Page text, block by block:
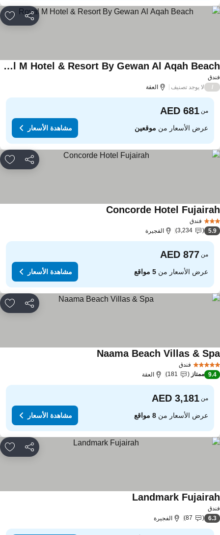
مشاركة
Royal M Hotel & Resort By Gewan Al Aqah Beach
لا يوجد تصنيف العقة
من
عرض الأسعار منموقعين مشاهدة الأسعار
مشاركة
فندق
Concorde Hotel
5.9
3,234 الفجيرة
من
عرض الأسعار من5 مواقع مشاهدة الأسعار
مشاركة
فندق
Naama Beach Villas &
9.4 ممتاز 181 العقة
من
عرض الأسعار من8 مواقع مشاهدة الأسعار
مشاركة
Landmark
6.3
87 الفجيرة